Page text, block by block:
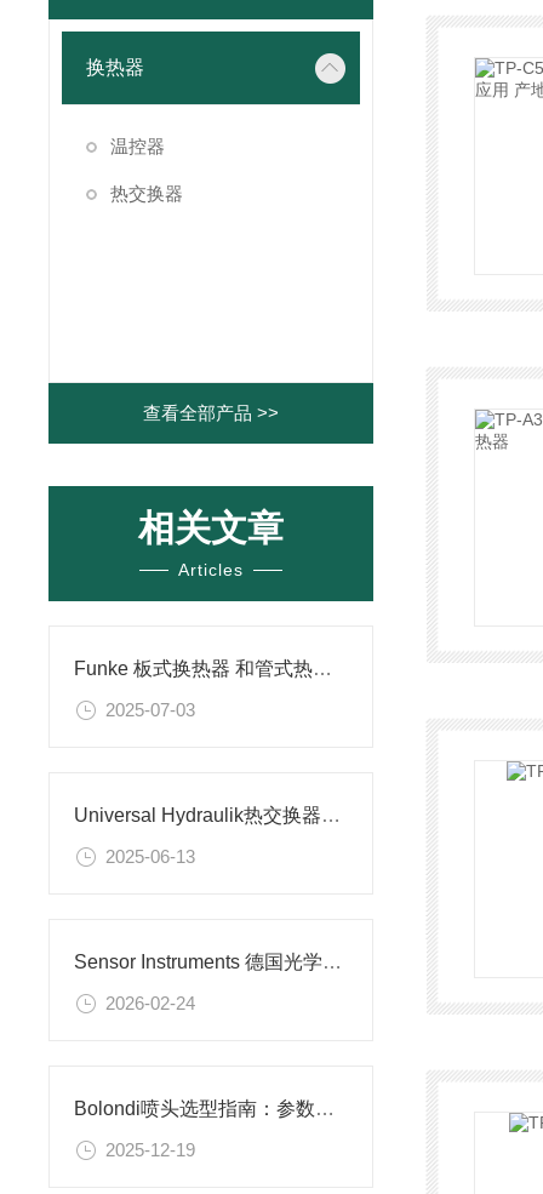
换热器
温控器
热交换器
查看全部产品 >>
相关文章
Articles
Funke 板式换热器 和管式热交换器的区别还有各自的应用
2025-07-03
Universal Hydraulik热交换器的性能
2025-06-13
Sensor Instruments 德国光学传感器：以精密测量，定义工业品质
2026-02-24
Bolondi喷头选型指南：参数精准匹配，释放喷雾效能
2025-12-19